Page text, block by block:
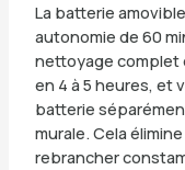
La batterie
autonomie de 60
nettoyage complet
en 4 à 5 heures, et
batterie
murale. Cela
rebrancher